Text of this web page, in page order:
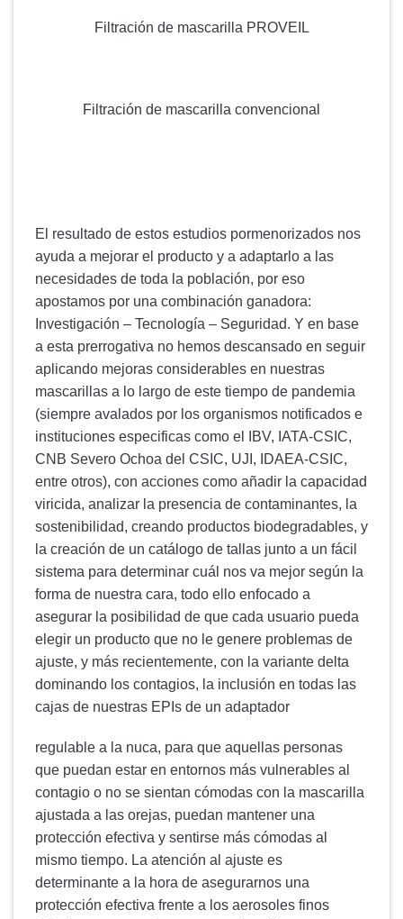
Filtración de mascarilla PROVEIL
Filtración de mascarilla convencional
El resultado de estos estudios pormenorizados nos
ayuda a mejorar el producto y a adaptarlo a las
necesidades de toda la población, por eso
apostamos por una combinación ganadora:
Investigación – Tecnología – Seguridad. Y en base
a esta prerrogativa no hemos descansado en seguir
aplicando mejoras considerables en nuestras
mascarillas a lo largo de este tiempo de pandemia
(siempre avalados por los organismos notificados e
instituciones especificas como el IBV, IATA-CSIC,
CNB Severo Ochoa del CSIC, UJI, IDAEA-CSIC,
entre otros), con acciones como añadir la capacidad
viricida, analizar la presencia de contaminantes, la
sostenibilidad, creando productos biodegradables, y
la creación de un catálogo de tallas junto a un fácil
sistema para determinar cuál nos va mejor según la
forma de nuestra cara, todo ello enfocado a
asegurar la posibilidad de que cada usuario pueda
elegir un producto que no le genere problemas de
ajuste, y más recientemente, con la variante delta
dominando los contagios, la inclusión en todas las
cajas de nuestras EPIs de un adaptador
regulable a la nuca, para que aquellas personas
que puedan estar en entornos más vulnerables al
contagio o no se sientan cómodas con la mascarilla
ajustada a las orejas, puedan mantener una
protección efectiva y sentirse más cómodas al
mismo tiempo. La atención al ajuste es
determinante a la hora de asegurarnos una
protección efectiva frente a los aerosoles finos